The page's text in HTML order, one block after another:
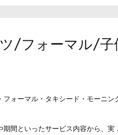
/フォーマル/
ォーマル・タキシード・モーニ
間といったサービス内容から、実